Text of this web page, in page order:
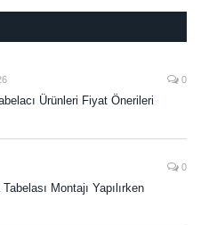
0
Ürünleri Fiyat Önerileri
0
Montajı Yapılırken